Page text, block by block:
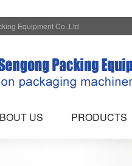
Equipment Co.,Ltd
US PRODUCTS